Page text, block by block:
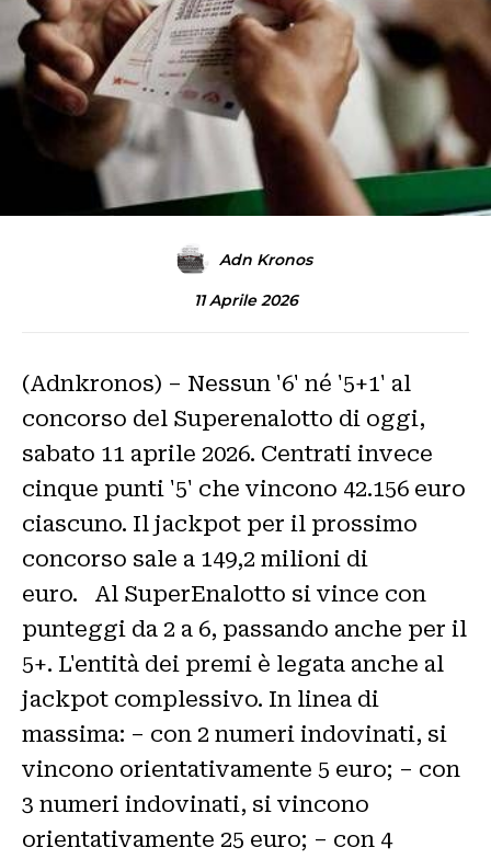
Adn Kronos
11 Aprile 2026
(Adnkronos) – Nessun '6' né '5+1' al
concorso del Superenalotto di oggi,
sabato 11 aprile 2026. Centrati invece
cinque punti '5' che vincono 42.156 euro
ciascuno. Il jackpot per il prossimo
concorso sale a 149,2 milioni di
euro. Al SuperEnalotto si vince con
punteggi da 2 a 6, passando anche per il
5+. L'entità dei premi è legata anche al
jackpot complessivo. In linea di
massima: – con 2 numeri indovinati, si
vincono orientativamente 5 euro; – con
3 numeri indovinati, si vincono
orientativamente 25 euro; – con 4